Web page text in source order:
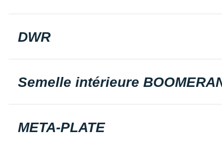
DWR
Semelle intérieure
META-PLATE